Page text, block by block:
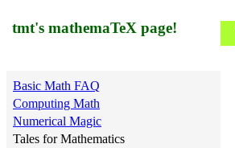
tmt's mathemaTeX page!
Basic Math FAQ
Computing Math
Numerical Magic
Tales for Mathematics